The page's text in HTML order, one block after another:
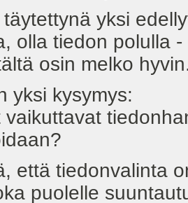
yksi
olla tiedon polulla
osin melko
yksi kysymys:
vaikuttavat
että tiedonvalinta
puolelle